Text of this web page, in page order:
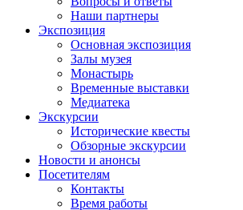
Наши партнеры
Экспозиция
Основная экспозиция
Залы музея
Монастырь
Временные выставки
Медиатека
Экскурсии
Исторические квесты
Обзорные экскурсии
Новости и анонсы
Посетителям
Контакты
Время работы